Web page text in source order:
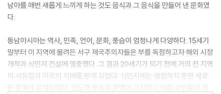
남아를 매번 새롭게 느끼게 하는 것도 음식과 그 음식을 만들어 낸 문화였
다.
동남아시아는 역사, 민족, 언어, 문화, 풍습이 엄청나게 다양하다. 15세기
말부터 이 지역에 몰려든 서구 제국주의자들은 부를 독점하고자 해외 시장
개척과 식민지 건설에 열중했다. 그 결과 20세기가 되기 전에 거의 전 지역
이 서유럽과 미국의 지배를 받게 되었다. 식민지에는 경험하지 못한 새로
운 문화가 유입되었다. 인도와 중국의 문명이 교차하고 아랍 상인들이 자